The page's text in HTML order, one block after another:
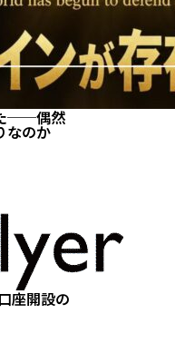
──偶然
なのか
座開設の